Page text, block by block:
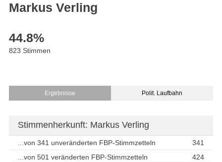
Markus Verling
44.8%
823 Stimmen
Ergebnisse Polit. Laufbahn
Stimmenherkunft: Markus Verling
...von 341 unveränderten FBP-Stimmzetteln
341
...von 501 veränderten FBP-Stimmzetteln
424